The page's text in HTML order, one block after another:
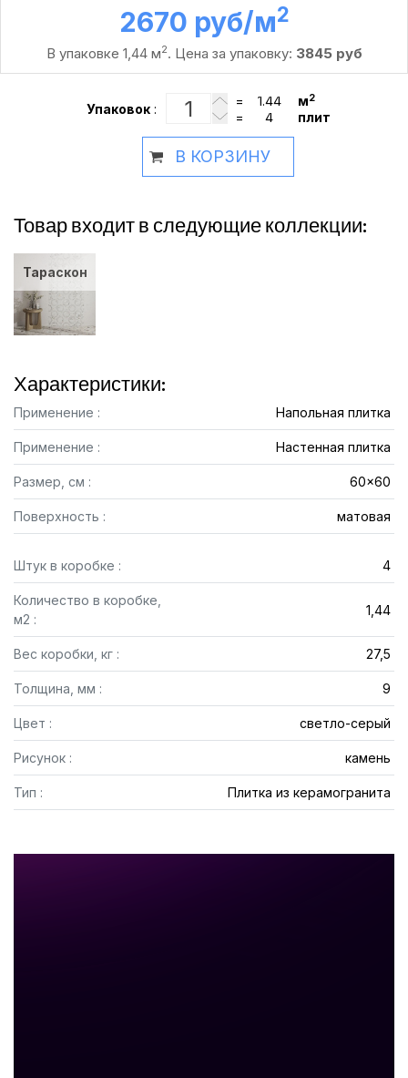
2670 руб /м2
В упаковке 1,44 м2. Цена за упаковку: 3845 руб
Упаковок :
= м2
= плит
В КОРЗИНУ
Товар входит в следующие коллекции:
Тараскон
Характеристики:
Применение : Напольная плитка
Применение : Настенная плитка
Размер, см : 60x60
Поверхность : матовая
Штук в коробке : 4
Количество в коробке,
м2 :
1,44
Вес коробки, кг : 27,5
Толщина, мм : 9
Цвет : светло-серый
Рисунок : камень
Тип : Плитка из керамогранита